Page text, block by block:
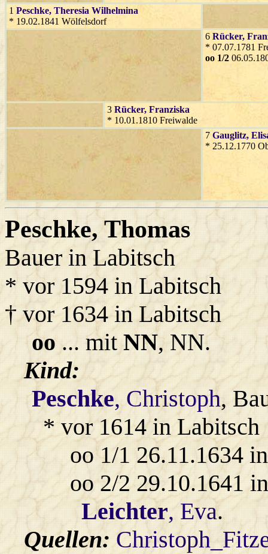
1 Peschke, Theresia Wilhelmina
* 19.02.1841 Wölfelsdorf
6 Rücker,
* 07.07.1781
oo 1/2
3 Rücker, Franziska
* 10.01.1810 Freiwalde
7 Gauglitz,
* 25.12.1770
Peschke, Thomas
Bauer in Labitsch
* vor 1594 in Labitsch
† vor 1634 in Labitsch
oo ... mitNN, NN.
Kind:
Peschke, Christoph,
* vor 1614 in Labitsch
oo 1/1 26.11.1634
oo 2/2 29.10.1641
Leichter, Eva.
Quellen: